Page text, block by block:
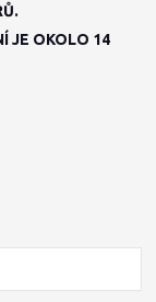
JE OKOLO 14